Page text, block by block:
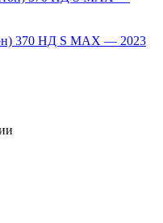
370 НД S MAX — 2023